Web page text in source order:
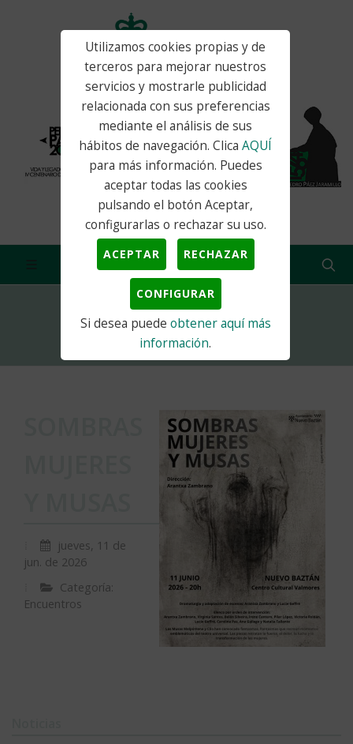
Utilizamos cookies propias y de
terceros para mejorar nuestros
servicios y mostrarle publicidad
relacionada con sus preferencias
mediante el análisis de sus
hábitos de navegación. ClicaAQUÍ
para más información. Puedes
aceptar todas las cookies
pulsando el botón Aceptar,
configurarlas o rechazar su uso.
ACEPTAR RECHAZAR
CONFIGURAR
Si desea puede obtener aquí más
información.
Inicio Eventos
Encuentros
SOMBRAS MUJERES Y MUSAS
jueves, 11 de
jun. de 2026
Categoría:
Encuentros